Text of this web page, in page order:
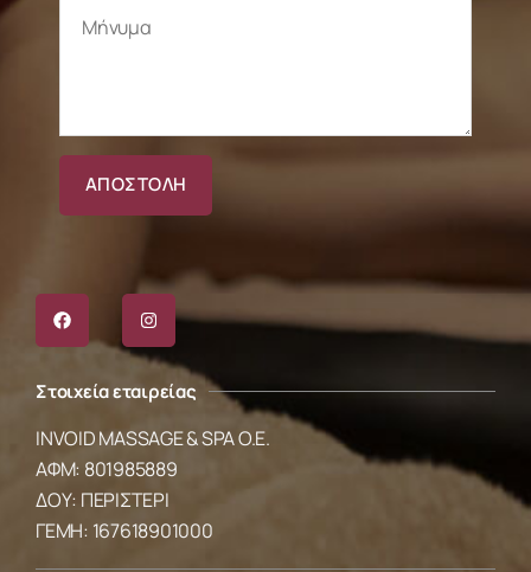
Στοιχεία εταιρείας
INVOID MASSAGE & SPA O.E.
ΑΦΜ: 801985889
ΔΟΥ: ΠΕΡΙΣΤΕΡΙ
ΓΕΜΗ: 167618901000